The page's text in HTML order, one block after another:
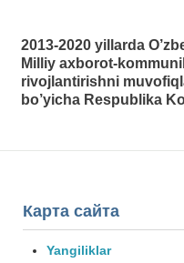
2013-2020 yillarda
Milliy axborot-
rivojlantirishni
bo’yicha Respublika
Карта сайта
Yangiliklar